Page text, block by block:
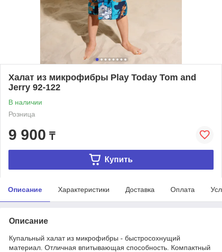
Халат из микрофибры Play Today Tom and
Jerry 92-122
В наличии
Розница
9 900 ₸
Купить
Описание Характеристики Доставка Оплата
Описание
Купальный халат из микрофибры - быстросохнущий
материал. Отличная впитывающая способность. Компактный